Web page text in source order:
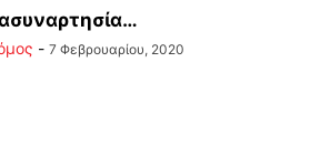
- 7 Φεβρουαρίου, 2020